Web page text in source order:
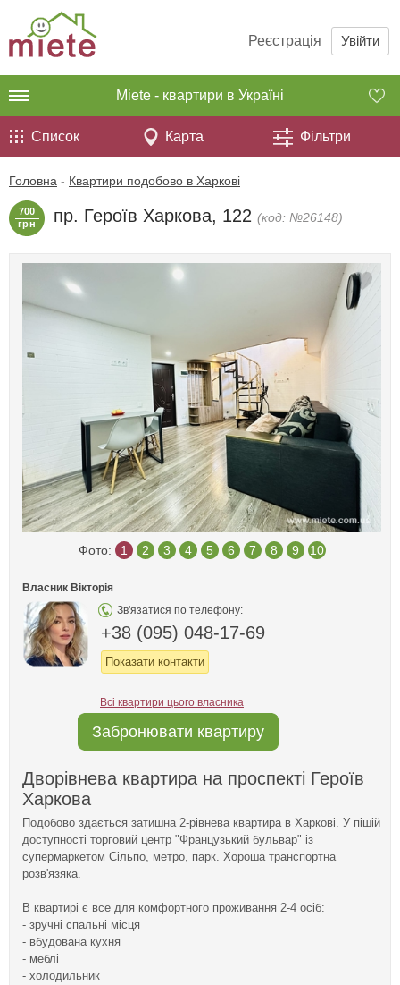
Реєстрація Увійти
Miete - квартири в Україні
Список Карта Фільтри
Головна - Квартири подобово в Харкові
700
грн
пр. Героїв Харкова, 122 (код: №26148)
Фото: 1 2 3 4 5 6 7 8 9 10
Власник Вікторія
Зв'язатися по телефону:
+38 (095) 048-17-69
Показати контакти
Всі квартири цього власника
Забронювати квартиру
Дворівнева квартира на проспекті Героїв
Харкова
Подобово здається затишна 2-рівнева квартира в Харкові. У пішій
доступності торговий центр "Французький бульвар" із
супермаркетом Сільпо, метро, парк. Хороша транспортна
розв'язяка.
В квартирі є все для комфортного проживання 2-4 осіб:
- зручні спальні місця
- вбудована кухня
- меблі
- холодильник